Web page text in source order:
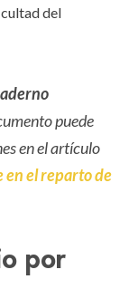
del
puede
en el artículo
en el reparto de
por